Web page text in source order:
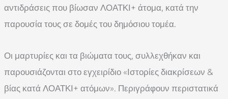
αντιδράσεις που βίωσαν ΛΟΑΤΚΙ+ άτομα, κατά την
παρουσία τους σε δομές του δημόσιου τομέα.
Οι μαρτυρίες και τα βιώματα τους, συλλεχθήκαν και
παρουσιάζονται στο εγχειρίδιο «Ιστορίες διακρίσεων &
βίας κατά ΛΟΑΤΚΙ+ ατόμων». Περιγράφουν περιστατικά